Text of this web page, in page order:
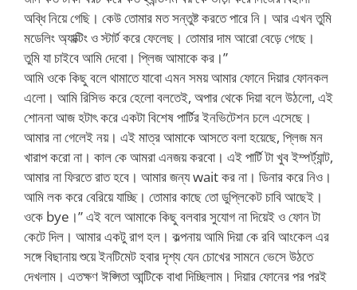
অব্ধি নিয়ে গেছি। কেউ তোমার মত সন্তুষ্ট করতে পারে নি। আর এখন তুমি
মডেলিং অ্যাক্টিং ও স্টার্ট করে ফেলেছ। তোমার দাম আরো বেড়ে গেছে।
তুমি যা চাইবে আমি দেবো। প্লিজ আমাকে কর।”
আমি ওকে কিছু বলে থামাতে যাবো এমন সময় আমার ফোনে দিয়ার ফোনকল
এলো। আমি রিসিভ করে হেলো বলতেই, অপার থেকে দিয়া বলে উঠলো, এই
শোননা আজ হটাৎ করে একটা বিশেষ পার্টির ইনভিটেশন চলে এসেছে।
আমার না গেলেই নয়। এই মাত্র আমাকে আসতে বলা হয়েছে, প্লিজ মন
খারাপ করো না। কাল কে আমরা এনজয় করবো। এই পার্টি টা খুব ইম্পর্ট্যান্ট,
আমার না ফিরতে রাত হবে। আমার জন্য wait কর না। ডিনার করে নিও।
আমি লক করে বেরিয়ে যাচ্ছি। তোমার কাছে তো ডুপ্লিকেট চাবি আছেই।
ওকে bye।” এই বলে আমাকে কিছু বলবার সুযোগ না দিয়েই ও ফোন টা
কেটে দিল। আমার একটু রাগ হল। কল্পনায় আমি দিয়া কে রবি আংকেল এর
সঙ্গে বিছানায় শুয়ে ইনটিমেট হবার দৃশ্য যেন চোখের সামনে ভেসে উঠতে
দেখলাম। এতক্ষণ ঈপ্সিতা আন্টিকে বাধা দিচ্ছিলাম। দিয়ার ফোনের পর পরই